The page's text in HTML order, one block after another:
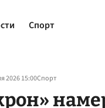
Спорт
2026 15:00Спорт